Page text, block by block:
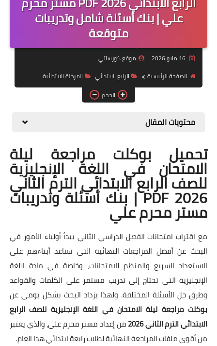
موضوعات
تربويات
تكنولوجيا
قصص للأطفال
روايات
علي | بنك أسئلة شامل وتدريبات
متوقعة
16 مايو 2026
موقع كورساتي
الصفحة الرئيسية
الرابع الابتدائي
المرحلة الابتدائية
الحجم
محتويات المقال
تحميل بوكلت مراجعة ليلة
الامتحان في اللغة الإنجليزية
للصف الرابع الابتدائي الترم الثاني
2026 PDF | بنك أسئلة وتدريبات
مستر محرم علي
مع اقتراب امتحانات الفصل الدراسي الثاني يبدأ أولياء الأمور في
البحث عن أفضل المراجعات النهائية التي تساعد أبناءهم على
الاستعداد السريع والمنظم للامتحانات، وخاصة في مادة اللغة
الإنجليزية التي تحتاج إلى تدريب مستمر على الكلمات والقواعد
وطرق حل الأسئلة المختلفة. ولهذا يزداد البحث بشكل يومي عن
بوكلت مراجعة ليلة الامتحان في اللغة الإنجليزية للصف الرابع
الابتدائي الترم الثاني 2026
من إعداد مستر محرم علي، والذي يعتبر
من أقوى ملفات المراجعة النهائية لطلاب رابعة ابتدائي هذا العام.